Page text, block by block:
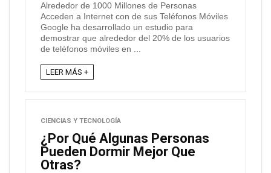
Alrededor de 1000 Millones de Personas
Acceden a Internet con de sus Teléfonos Móviles
Google ha desarrollado un estudio para
demostrar que alrededor del 20% de los usuarios
de teléfonos móviles en ...
LEER MÁS +
CIENCIAS Y TECNOLOGÍA
¿Por Qué Algunas Personas
Pueden Dormir Mejor Que
Otras?